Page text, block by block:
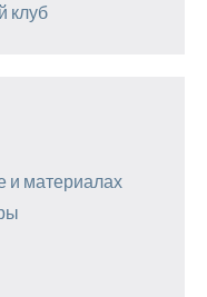
клуб
и материалах